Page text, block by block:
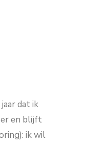
dat ik
en blijft
ik wil